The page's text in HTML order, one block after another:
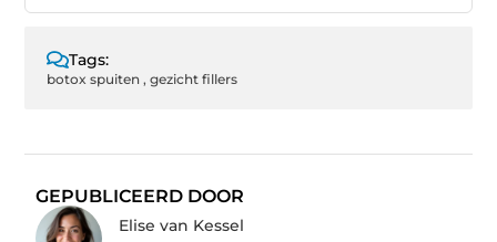
Tags:
botox spuiten ,gezicht fillers
GEPUBLICEERD DOOR
Elise van Kessel